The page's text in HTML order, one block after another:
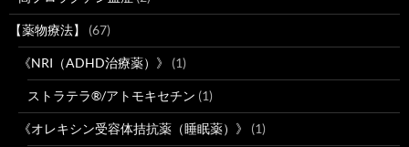
【薬物療法】 (67)
《NRI（ADHD治療薬）》 (1)
ストラテラ®/アトモキセチン (1)
《オレキシン受容体拮抗薬（睡眠薬）》 (1)